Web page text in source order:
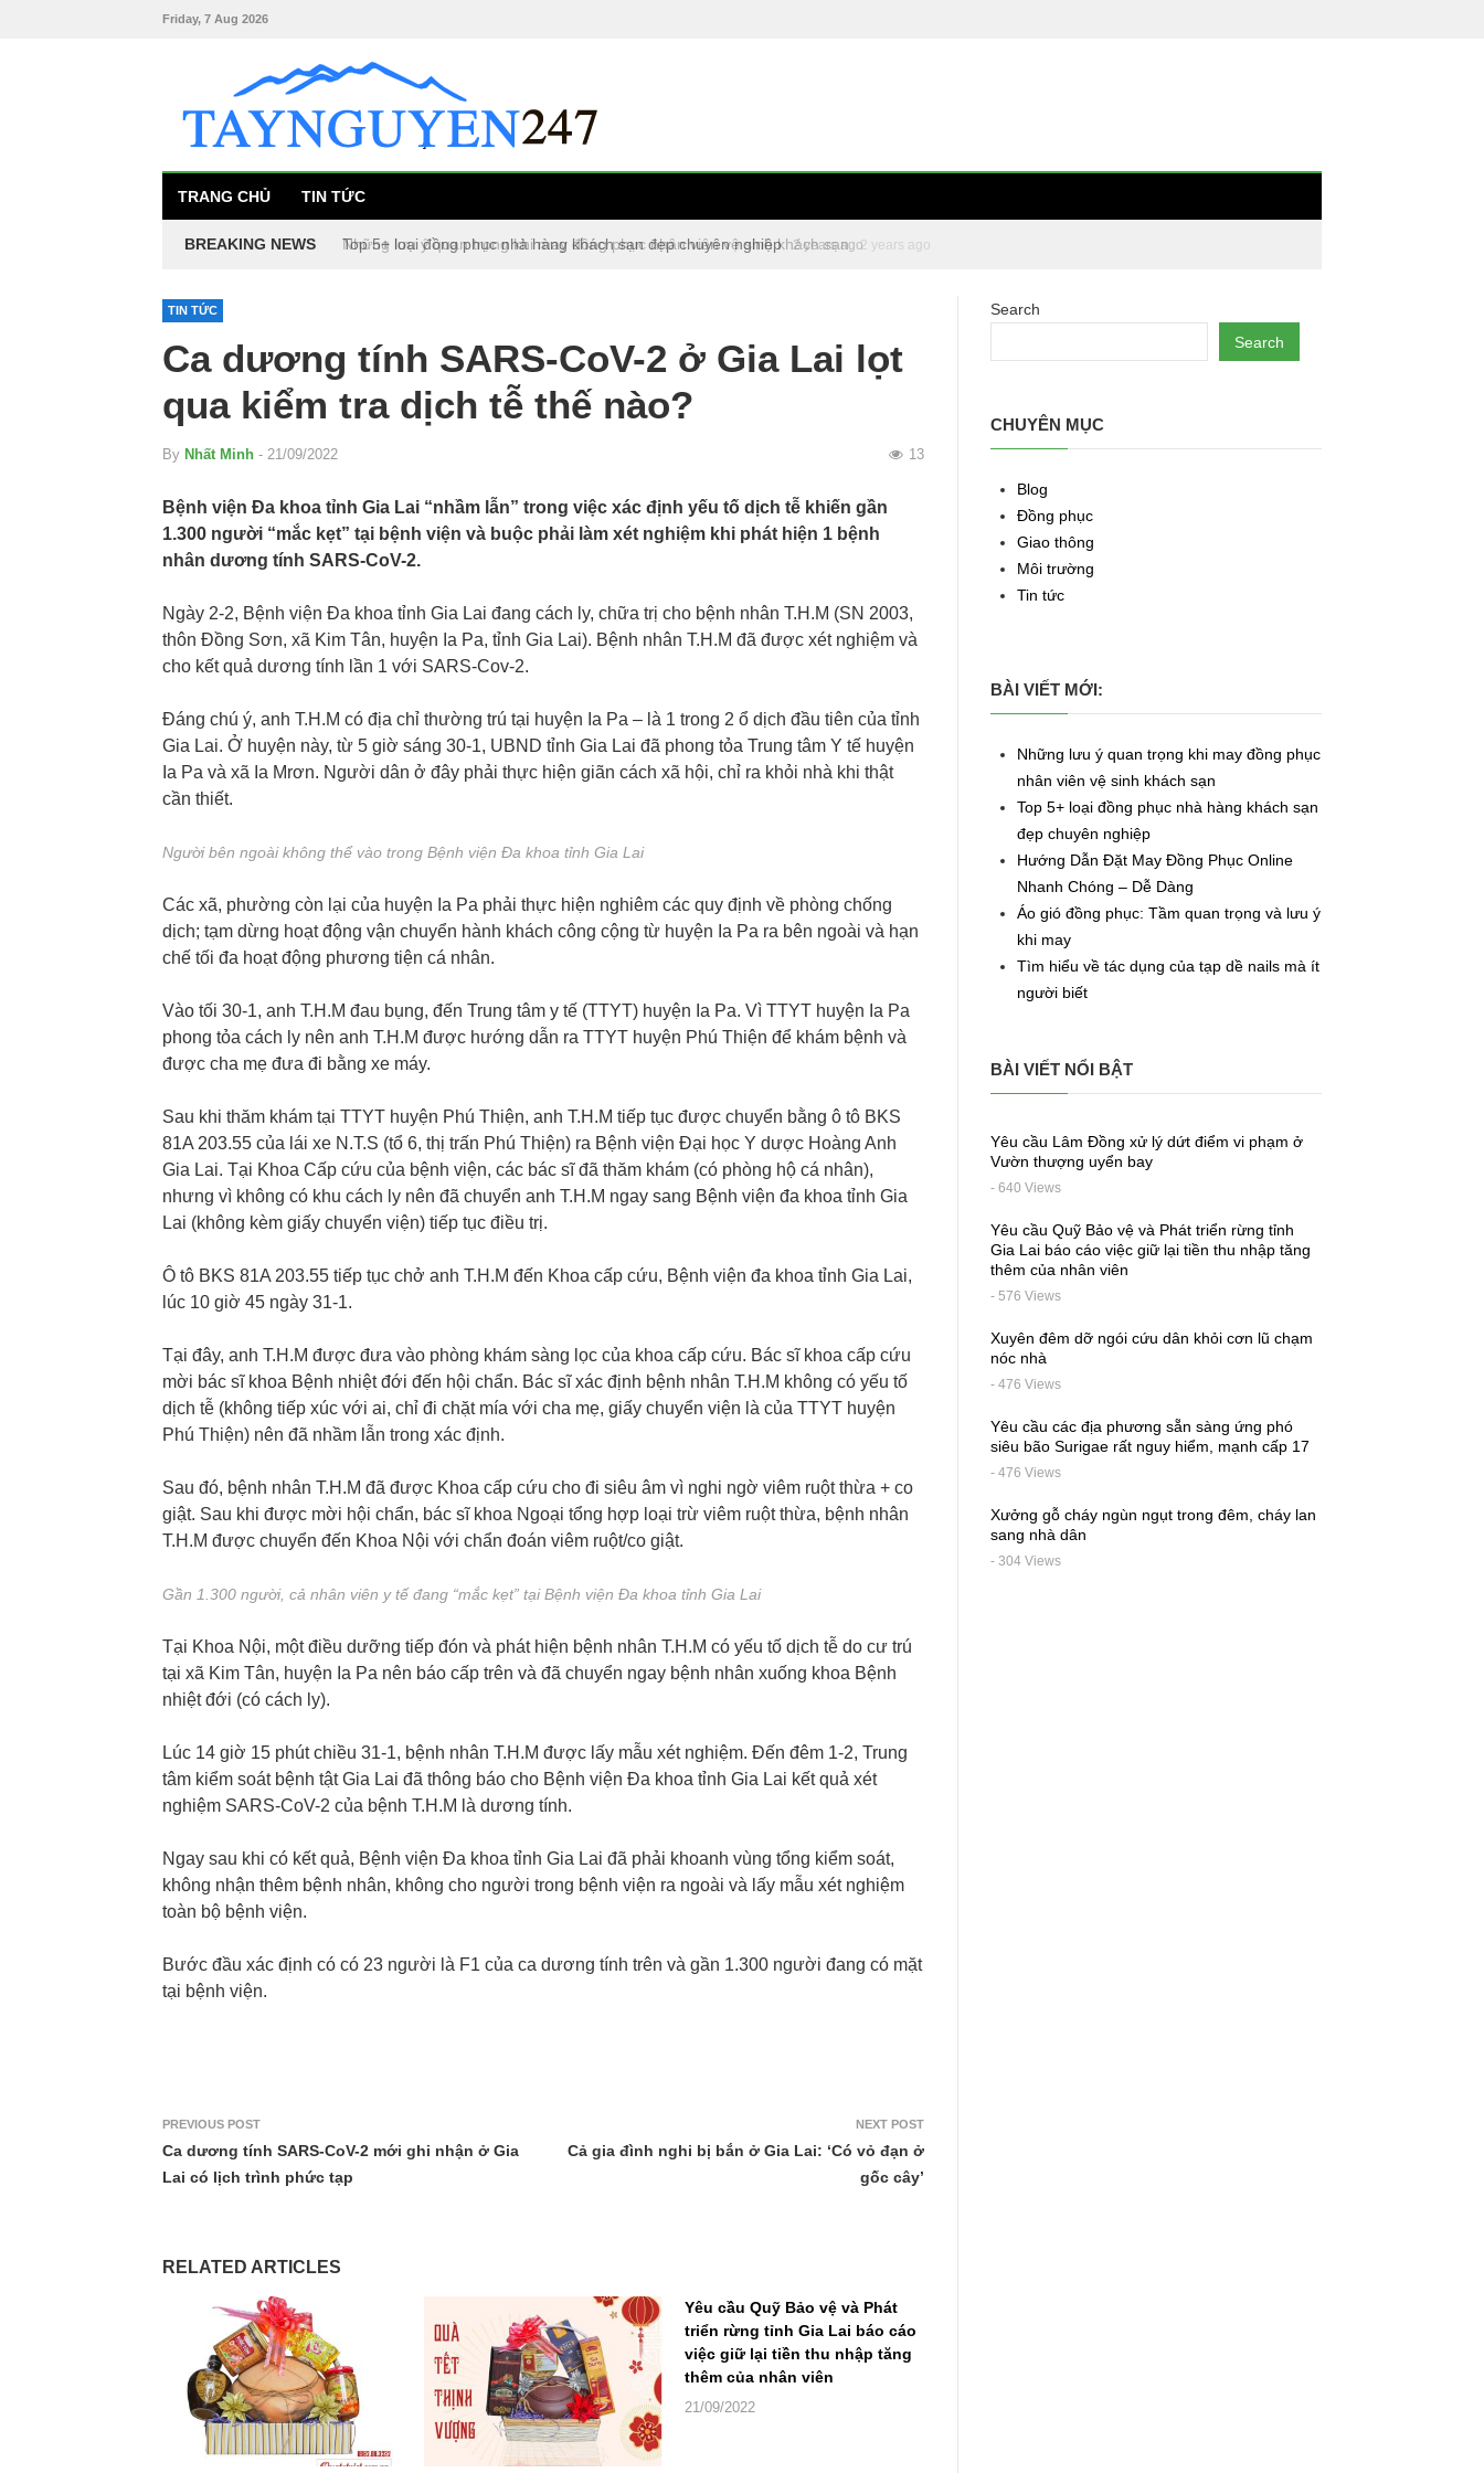
Friday, 7 Aug 2026
TRANG CHỦ TIN TỨC
BREAKING NEWS Top 5+ loại đồng phục nhà hàng khách sạn đẹp chuyên nghiệp 2 years ago
TIN TỨC
Ca dương tính SARS-CoV-2 ở Gia Lai lọt
qua kiểm tra dịch tễ thế nào?
By Nhất Minh - 21/09/2022 13
Bệnh viện Đa khoa tỉnh Gia Lai “nhầm lẫn” trong việc xác định yếu tố dịch tễ khiến gần
1.300 người “mắc kẹt” tại bệnh viện và buộc phải làm xét nghiệm khi phát hiện 1 bệnh
nhân dương tính SARS-CoV-2.
Ngày 2-2, Bệnh viện Đa khoa tỉnh Gia Lai đang cách ly, chữa trị cho bệnh nhân T.H.M (SN 2003,
thôn Đồng Sơn, xã Kim Tân, huyện Ia Pa, tỉnh Gia Lai). Bệnh nhân T.H.M đã được xét nghiệm và
cho kết quả dương tính lần 1 với SARS-Cov-2.
Đáng chú ý, anh T.H.M có địa chỉ thường trú tại huyện Ia Pa – là 1 trong 2 ổ dịch đầu tiên của tỉnh
Gia Lai. Ở huyện này, từ 5 giờ sáng 30-1, UBND tỉnh Gia Lai đã phong tỏa Trung tâm Y tế huyện
Ia Pa và xã Ia Mrơn. Người dân ở đây phải thực hiện giãn cách xã hội, chỉ ra khỏi nhà khi thật
cần thiết.
Người bên ngoài không thể vào trong Bệnh viện Đa khoa tỉnh Gia Lai
Các xã, phường còn lại của huyện Ia Pa phải thực hiện nghiêm các quy định về phòng chống
dịch; tạm dừng hoạt động vận chuyển hành khách công cộng từ huyện Ia Pa ra bên ngoài và hạn
chế tối đa hoạt động phương tiện cá nhân.
Vào tối 30-1, anh T.H.M đau bụng, đến Trung tâm y tế (TTYT) huyện Ia Pa. Vì TTYT huyện Ia Pa
phong tỏa cách ly nên anh T.H.M được hướng dẫn ra TTYT huyện Phú Thiện để khám bệnh và
được cha mẹ đưa đi bằng xe máy.
Sau khi thăm khám tại TTYT huyện Phú Thiện, anh T.H.M tiếp tục được chuyển bằng ô tô BKS
81A 203.55 của lái xe N.T.S (tổ 6, thị trấn Phú Thiện) ra Bệnh viện Đại học Y dược Hoàng Anh
Gia Lai. Tại Khoa Cấp cứu của bệnh viện, các bác sĩ đã thăm khám (có phòng hộ cá nhân),
nhưng vì không có khu cách ly nên đã chuyển anh T.H.M ngay sang Bệnh viện đa khoa tỉnh Gia
Lai (không kèm giấy chuyển viện) tiếp tục điều trị.
Ô tô BKS 81A 203.55 tiếp tục chở anh T.H.M đến Khoa cấp cứu, Bệnh viện đa khoa tỉnh Gia Lai,
lúc 10 giờ 45 ngày 31-1.
Tại đây, anh T.H.M được đưa vào phòng khám sàng lọc của khoa cấp cứu. Bác sĩ khoa cấp cứu
mời bác sĩ khoa Bệnh nhiệt đới đến hội chẩn. Bác sĩ xác định bệnh nhân T.H.M không có yếu tố
dịch tễ (không tiếp xúc với ai, chỉ đi chặt mía với cha mẹ, giấy chuyển viện là của TTYT huyện
Phú Thiện) nên đã nhầm lẫn trong xác định.
Sau đó, bệnh nhân T.H.M đã được Khoa cấp cứu cho đi siêu âm vì nghi ngờ viêm ruột thừa + co
giật. Sau khi được mời hội chẩn, bác sĩ khoa Ngoại tổng hợp loại trừ viêm ruột thừa, bệnh nhân
T.H.M được chuyển đến Khoa Nội với chẩn đoán viêm ruột/co giật.
Gần 1.300 người, cả nhân viên y tế đang “mắc kẹt” tại Bệnh viện Đa khoa tỉnh Gia Lai
Tại Khoa Nội, một điều dưỡng tiếp đón và phát hiện bệnh nhân T.H.M có yếu tố dịch tễ do cư trú
tại xã Kim Tân, huyện Ia Pa nên báo cấp trên và đã chuyển ngay bệnh nhân xuống khoa Bệnh
nhiệt đới (có cách ly).
Lúc 14 giờ 15 phút chiều 31-1, bệnh nhân T.H.M được lấy mẫu xét nghiệm. Đến đêm 1-2, Trung
tâm kiểm soát bệnh tật Gia Lai đã thông báo cho Bệnh viện Đa khoa tỉnh Gia Lai kết quả xét
nghiệm SARS-CoV-2 của bệnh T.H.M là dương tính.
Ngay sau khi có kết quả, Bệnh viện Đa khoa tỉnh Gia Lai đã phải khoanh vùng tổng kiểm soát,
không nhận thêm bệnh nhân, không cho người trong bệnh viện ra ngoài và lấy mẫu xét nghiệm
toàn bộ bệnh viện.
Bước đầu xác định có có 23 người là F1 của ca dương tính trên và gần 1.300 người đang có mặt
tại bệnh viện.
PREVIOUS POST
Ca dương tính SARS-CoV-2 mới ghi nhận ở Gia
Lai có lịch trình phức tạp
NEXT POST
Cả gia đình nghi bị bắn ở Gia Lai: ‘Có vỏ đạn ở
gốc cây’
RELATED ARTICLES
Yêu cầu Quỹ Bảo vệ và Phát
triển rừng tỉnh Gia Lai báo cáo
việc giữ lại tiền thu nhập tăng
thêm của nhân viên
21/09/2022
Search
Search
CHUYÊN MỤC
Blog
Đồng phục
Giao thông
Môi trường
Tin tức
BÀI VIẾT MỚI:
Những lưu ý quan trọng khi may đồng phục
nhân viên vệ sinh khách sạn
Top 5+ loại đồng phục nhà hàng khách sạn
đẹp chuyên nghiệp
Hướng Dẫn Đặt May Đồng Phục Online
Nhanh Chóng – Dễ Dàng
Áo gió đồng phục: Tầm quan trọng và lưu ý
khi may
Tìm hiểu về tác dụng của tạp dề nails mà ít
người biết
BÀI VIẾT NỔI BẬT
Yêu cầu Lâm Đồng xử lý dứt điểm vi phạm ở
Vườn thượng uyển bay
- 640 Views
Yêu cầu Quỹ Bảo vệ và Phát triển rừng tỉnh
Gia Lai báo cáo việc giữ lại tiền thu nhập tăng
thêm của nhân viên
- 576 Views
Xuyên đêm dỡ ngói cứu dân khỏi cơn lũ chạm
nóc nhà
- 476 Views
Yêu cầu các địa phương sẵn sàng ứng phó
siêu bão Surigae rất nguy hiểm, mạnh cấp 17
- 476 Views
Xưởng gỗ cháy ngùn ngụt trong đêm, cháy lan
sang nhà dân
- 304 Views